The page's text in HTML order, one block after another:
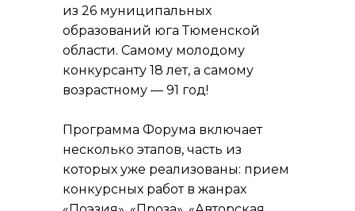
из 26 муниципальных
образований юга Тюменской
области. Самому молодому
конкурсанту 18 лет, а самому
возрастному — 91 год!
Программа Форума включает
несколько этапов, часть из
которых уже реализованы: прием
конкурсных работ в жанрах